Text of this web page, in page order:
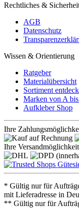
Rechtliches &
AGB
Datenschutz
Wissen & Orientierung
Ratgeber
Materialübersicht
Sortiment
Marken von A
Aufkleber Shop
Ihre
Ihre
* Gültig nur für
mit Lieferadresse in
** Gültig nur für